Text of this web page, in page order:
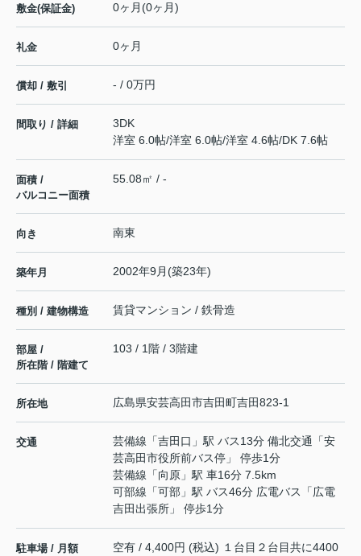
敷金(保証金) 0ヶ月(0ヶ月)
礼金 0ヶ月
償却 / 敷引 - / 0万円
間取り / 詳細
3DK
洋室 6.0帖/洋室 6.0帖/洋室 4.6帖/DK 7.6帖
面積 /
バルコニー面積
55.08㎡ / -
向き 南東
築年月 2002年9月(築23年)
種別 / 建物構造 賃貸マンション / 鉄骨造
部屋 /
所在階 / 階建て
103 / 1階 / 3階建
所在地 広島県安芸高田市吉田町吉田823-1
交通 芸備線 「吉田口 」駅 バス13分 備北交通「安
芸高田市役所前バス停」 停歩1分
芸備線 「向原 」駅 車16分 7.5km
可部線 「可部 」駅 バス46分 広電バス「広電
吉田出張所」 停歩1分
駐車場 / 月額
空有 / 4,400円 (税込) １台目２台目共に4400